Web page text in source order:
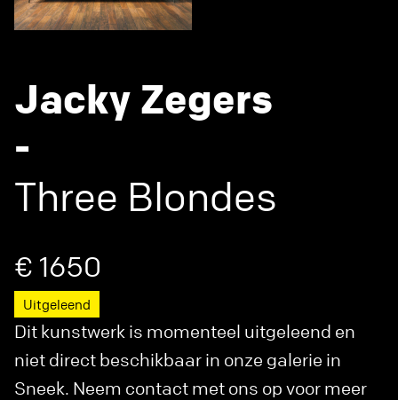
Jacky Zegers
-
Three Blondes
€ 1650
Uitgeleend
Dit kunstwerk is momenteel uitgeleend en
niet direct beschikbaar in onze galerie in
Sneek. Neem contact met ons op voor meer